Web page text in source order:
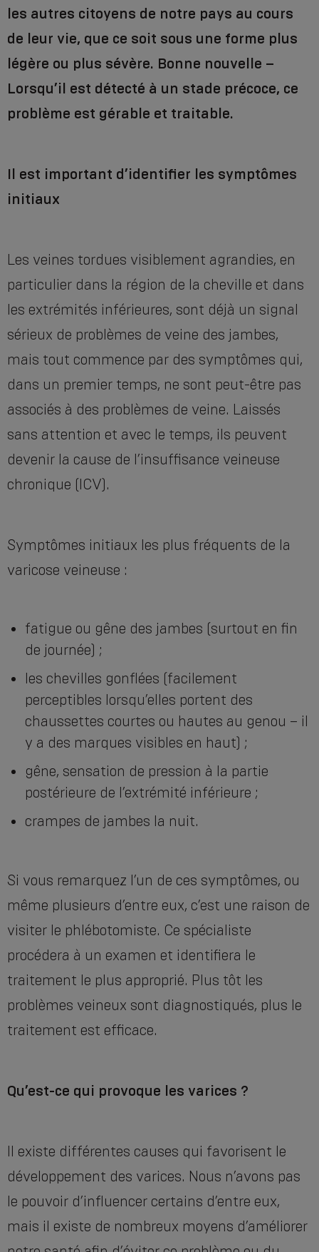
les autres citoyens de notre pays au cours
de leur vie, que ce soit sous une forme plus
légère ou plus sévère. Bonne nouvelle –
Lorsqu’il est détecté à un stade précoce, ce
problème est gérable et traitable.
Il est important d’identifier les symptômes
initiaux
Les veines tordues visiblement agrandies, en
particulier dans la région de la cheville et dans
les extrémités inférieures, sont déjà un signal
sérieux de problèmes de veine des jambes,
mais tout commence par des symptômes qui,
dans un premier temps, ne sont peut-être pas
associés à des problèmes de veine. Laissés
sans attention et avec le temps, ils peuvent
devenir la cause de l’insuffisance veineuse
chronique (ICV).
Symptômes initiaux les plus fréquents de la
varicose veineuse :
fatigue ou gêne des jambes (surtout en fin
de journée) ;
les chevilles gonflées (facilement
perceptibles lorsqu’elles portent des
chaussettes courtes ou hautes au genou – il
y a des marques visibles en haut) ;
gêne, sensation de pression à la partie
postérieure de l’extrémité inférieure ;
crampes de jambes la nuit.
Si vous remarquez l’un de ces symptômes, ou
même plusieurs d’entre eux, c’est une raison de
visiter le phlébotomiste. Ce spécialiste
procédera à un examen et identifiera le
traitement le plus approprié. Plus tôt les
problèmes veineux sont diagnostiqués, plus le
traitement est efficace.
Qu’est-ce qui provoque les varices ?
Il existe différentes causes qui favorisent le
développement des varices. Nous n’avons pas
le pouvoir d’influencer certains d’entre eux,
mais il existe de nombreux moyens d’améliorer